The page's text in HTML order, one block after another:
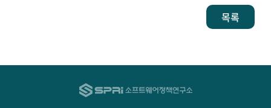
목록